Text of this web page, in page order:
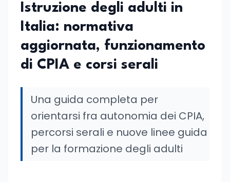
Istruzione degli adulti in
Italia: normativa
aggiornata, funzionamento
di CPIA e corsi serali
Una guida completa per
orientarsi fra autonomia dei CPIA,
percorsi serali e nuove linee guida
per la formazione degli adulti